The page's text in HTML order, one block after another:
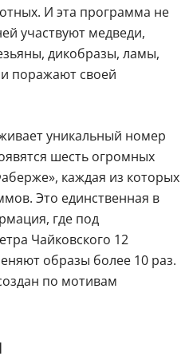
И эта программа не
участвуют медведи,
дикобразы, ламы,
поражают своей
уникальный номер
шесть огромных
каждая из которых
Это единственная в
где под
Чайковского 12
образы более 10 раз.
по мотивам